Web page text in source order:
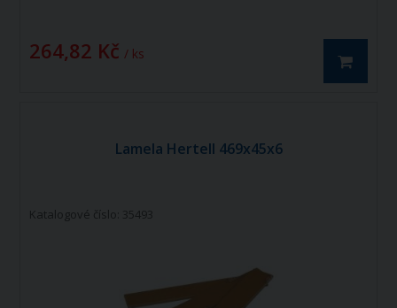
264,82 Kč / ks
Lamela Hertell 469x45x6
Katalogové číslo: 35493